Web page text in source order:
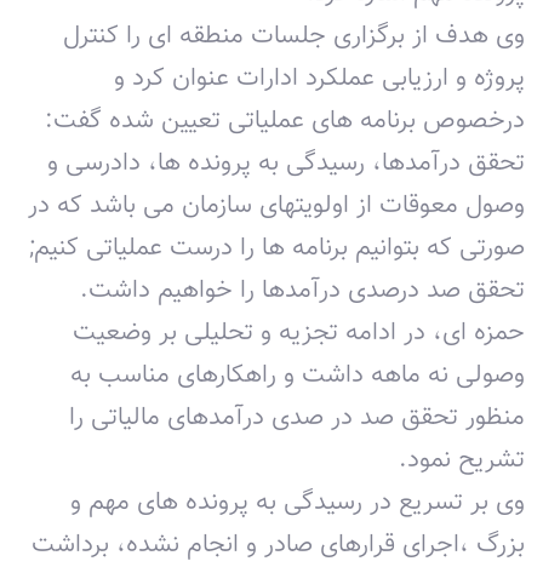
وی هدف از برگزاری جلسات منطقه ای را کنترل
پروژه و ارزیابی عملکرد ادارات عنوان کرد و
درخصوص برنامه های عملیاتی تعیین شده گفت:
تحقق درآمدها، رسیدگی به پرونده ها، دادرسی و
وصول معوقات از اولویتهای سازمان می باشد که در
صورتی که بتوانیم برنامه ها را درست عملیاتی کنیم;
تحقق صد درصدی درآمدها را خواهیم داشت.
حمزه ای، در ادامه تجزیه و تحلیلی بر وضعیت
وصولی نه ماهه داشت و راهکارهای مناسب به
منظور تحقق صد در صدی درآمدهای مالیاتی را
تشریح نمود.
وی بر تسریع در رسیدگی به پرونده های مهم و
بزرگ ،اجرای قرارهای صادر و انجام نشده، برداشت